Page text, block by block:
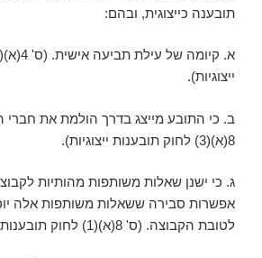
תובענה כייצוגית, ובהם:
ייצוגיות).
ב. כי התובע מייצג בדרך הולמת את חברי
8(א)(3) לחוק תובענות ייצוגיות).
ג. כי ישנן שאלות משותפות מהותיות
אפשרות סבירה ששאלות משותפות אלה
לטובת הקבוצה. (ס' 8(א)(1) לחוק תובענות ייצוגיות.